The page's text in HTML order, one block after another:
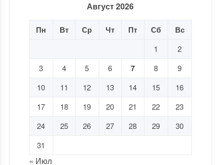
Август 2026
Пн Вт Ср Чт Пт Сб Вс
1
2
3
4 5 6 7 8
9
10
11 12 13 14 15
16
17
18 19 20 21 22
23
24
25 26 27 28 29
30
31
« Июл